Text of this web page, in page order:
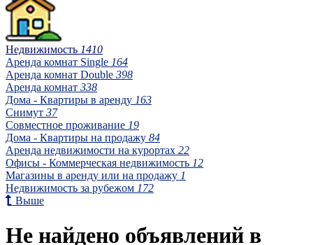
Недвижимость 1410
Аренда комнат Single 164
Аренда комнат Double 398
Аренда комнат 338
Дома - Квартиры в аренду 163
Снимут 37
Совместное проживание 19
Дома - Квартиры на продажу 84
Аренда недвижимости на курортах 22
Офисы - Коммерческая недвижимость 12
Магазины в аренду или на продажу 1
Недвижимость за рубежом 172
Выше
Не найдено объявлений в